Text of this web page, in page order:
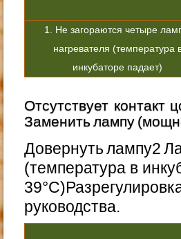
1. Не загораются четыре
нагревателя (температура
инкубаторе падает)
Отсутствует контакт
Заменить лампу
Довернуть лампу2
(температура в
руководства.